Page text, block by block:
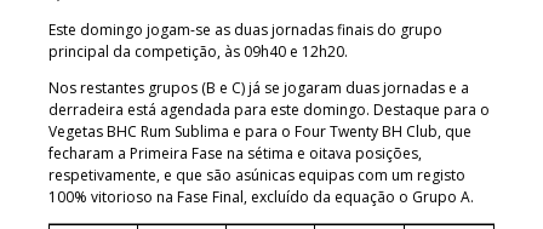
Este domingo jogam-se as duas jornadas finais do grupo
principal da competição, às 09h40 e 12h20.
Nos restantes grupos (B e C) já se jogaram duas jornadas e a
derradeira está agendada para este domingo. Destaque para o
Vegetas BHC Rum Sublima e para o Four Twenty BH Club, que
fecharam a Primeira Fase na sétima e oitava posições,
respetivamente, e que são asúnicas equipas com um registo
100% vitorioso na Fase Final, excluído da equação o Grupo A.